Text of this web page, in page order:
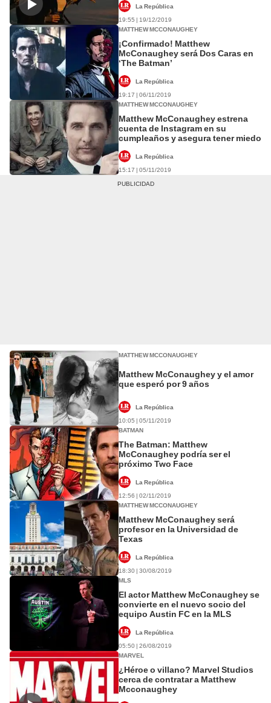
La República
19:55 | 19/12/2019
MATTHEW MCCONAUGHEY
¡Confirmado! Matthew
McConaughey será Dos Caras en
‘The Batman’
La República
19:17 | 06/11/2019
MATTHEW MCCONAUGHEY
Matthew McConaughey estrena
cuenta de Instagram en su
cumpleaños y asegura tener miedo
La República
15:17 | 05/11/2019
MATTHEW MCCONAUGHEY
Matthew McConaughey y el amor
que esperó por 9 años
La República
10:05 | 05/11/2019
BATMAN
The Batman: Matthew
McConaughey podría ser el
próximo Two Face
La República
12:56 | 02/11/2019
MATTHEW MCCONAUGHEY
Matthew McConaughey será
profesor en la Universidad de
Texas
La República
18:30 | 30/08/2019
MLS
El actor Matthew McConaughey se
convierte en el nuevo socio del
equipo Austin FC en la MLS
La República
05:50 | 26/08/2019
MARVEL
¿Héroe o villano? Marvel Studios
cerca de contratar a Matthew
Mcconaughey